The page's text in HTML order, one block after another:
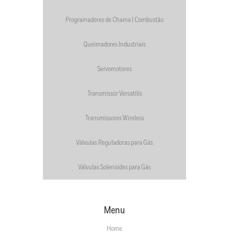
Programadores de Chama | Combustão
Queimadores Industriais
Servomotores
Transmissor Versatilis
Transmissores Wireless
Válvulas Reguladoras para Gás
Válvulas Solenoides para Gás
Menu
Home